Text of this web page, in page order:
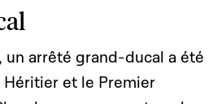
un arrêté grand-ducal a été
et le Premier